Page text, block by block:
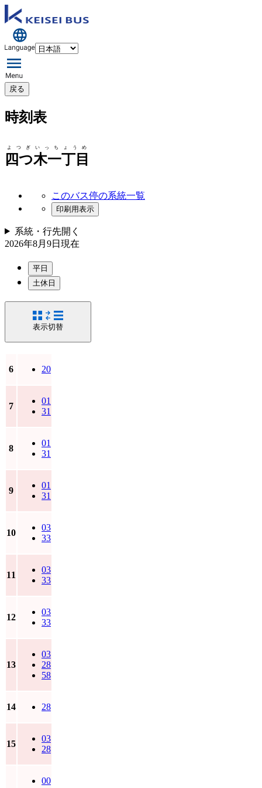
戻る
時刻表
四つ木一丁目
よつぎいっちょうめ
このバス停の系統一覧
印刷用表示
系統・行先開く
2026年8月9日 現在
平日
土休日
表示切替
6 20
7
01
31
8
01
31
9
01
31
10
03
33
11
03
33
12
03
33
13
03
28
58
14 28
15
03
28
00